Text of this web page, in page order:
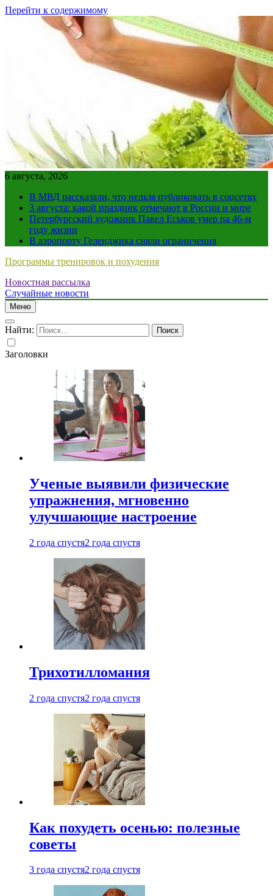
Перейти к содержимому
6 августа, 2026
В МВД рассказали, что нельзя публиковать в соцсетях
3 августа: какой праздник отмечают в России и мире
Петербургский художник Павел Еськов умер на 46-м
году жизни
В аэропорту Геленджика сняли ограничения
Программы тренировок и похудения
Новостная рассылка
Случайные новости
Меню
Найти:
Заголовки
Ученые выявили физические
упражнения, мгновенно
улучшающие настроение
2 года спустя2 года спустя
Трихотилломания
2 года спустя2 года спустя
Как похудеть осенью: полезные
советы
3 года спустя2 года спустя